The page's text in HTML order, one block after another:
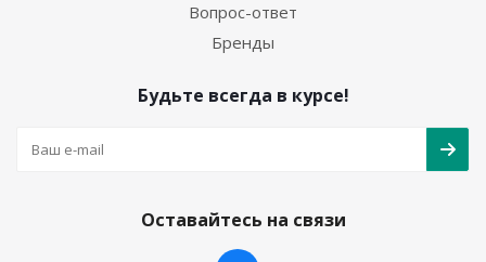
Вопрос-ответ
Бренды
Будьте всегда в курсе!
Оставайтесь на связи